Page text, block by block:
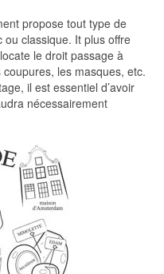
propose tout type de
classique. It plus offre
le droit passage à
les masques, etc.
il est essentiel d’avoir
nécessairement